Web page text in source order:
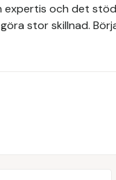
och det
stor skillnad.